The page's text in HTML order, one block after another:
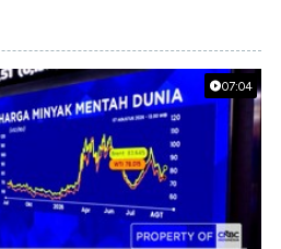
07:04